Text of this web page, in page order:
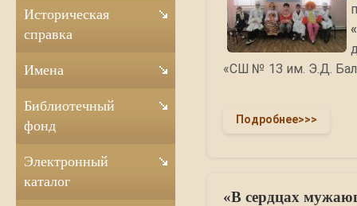
«СШ № 13 им. Э.Д.
Подробнее>>>
«В сердцах
Историческая
справка
Имена
Библиотечный
фонд
Электронный
каталог